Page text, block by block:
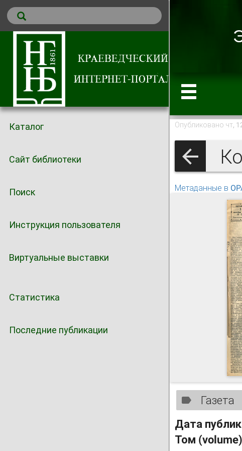
Каталог
Сайт библиотеки
Поиск
Инструкция пользователя
Виртуальные выставки
Статистика
Последние публикации
Опубликовано чт,
Метаданные в
Газета
Дата
Том